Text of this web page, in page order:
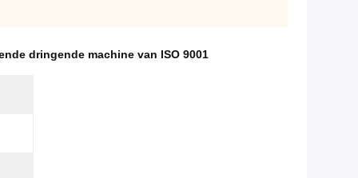
dringende machine van ISO 9001